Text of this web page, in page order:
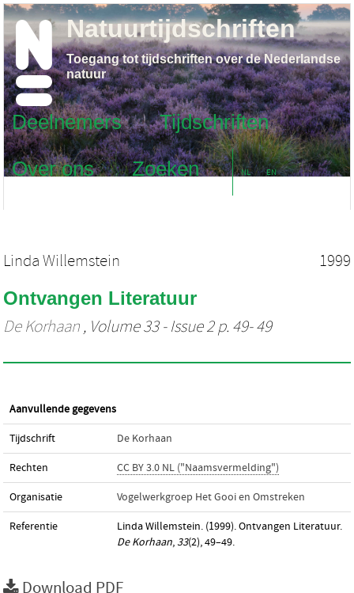
Deelnemers
Tijdschriften
Over ons
Zoeken NL EN
Natuurtijdschriften
Toegang tot tijdschriften over de Nederlandse
natuur
Linda Willemstein 1999
Ontvangen Literatuur
De Korhaan , Volume 33 - Issue 2 p. 49- 49
Aanvullende gegevens
Tijdschrift De Korhaan
Rechten CC BY 3.0 NL ("Naamsvermelding")
Organisatie Vogelwerkgroep Het Gooi en Omstreken
Referentie
Linda Willemstein. (1999). Ontvangen Literatuur.
De Korhaan, 33(2), 49–49.
Download PDF